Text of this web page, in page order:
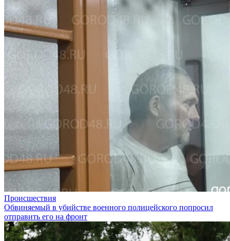
Происшествия
Обвиняемый в убийстве военного полицейского попросил
отправить его на фронт